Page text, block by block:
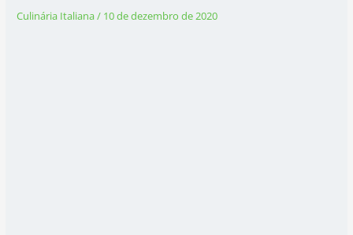
Culinária Italiana/ 10 de dezembro de 2020